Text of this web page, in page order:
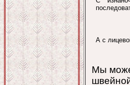
А с
Мы